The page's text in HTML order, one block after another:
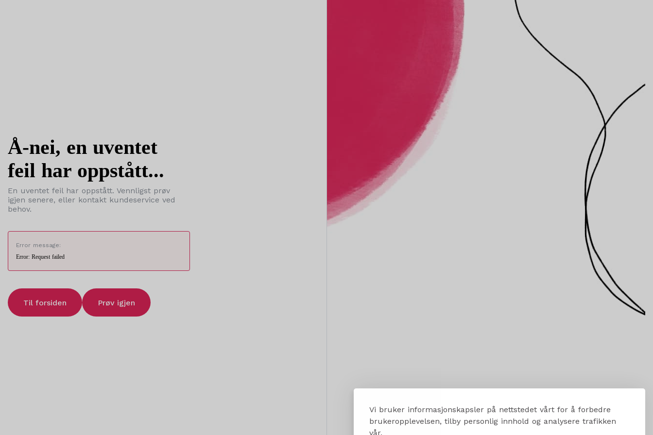
Vi bruker informasjonskapsler på nettstedet vårt for å forbedre
brukeropplevelsen, tilby personlig innhold og analysere trafikken
vår.
Å-nei, en uventet
feil har oppstått...
En uventet feil har oppstått. Vennligst prøv
igjen senere, eller kontakt kundeservice ved
behov.
Error message:
Error: Request failed
Til forsiden Prøv igjen